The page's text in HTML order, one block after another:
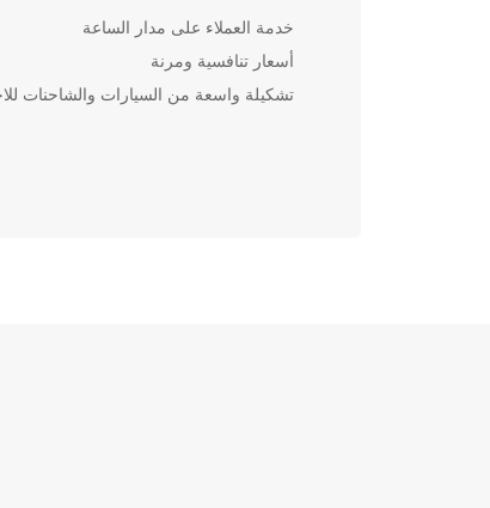
خدمة العملاء على مدار الساعة
أسعار تنافسية ومرنة
تشكيلة واسعة من السيارات والشاحنات